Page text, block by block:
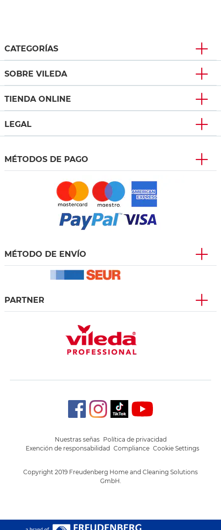
CATEGORÍAS
SOBRE VILEDA
TIENDA ONLINE
LEGAL
MÉTODOS DE PAGO
MÉTODO DE ENVÍO
PARTNER
Copyright 2019 Freudenberg Home and Cleaning Solutions
GmbH.
Nuestras señas Política de privacidad
Exención de responsabilidad Compliance Cookie Settings